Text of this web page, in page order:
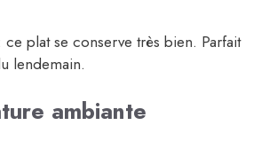
plat se conserve très bien. Parfait
lendemain.
ambiante